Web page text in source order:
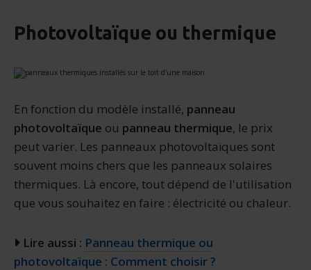
Photovoltaïque ou thermique
En fonction du modèle installé, panneau
photovoltaïque ou panneau thermique, le prix
peut varier. Les panneaux photovoltaïques sont
souvent moins chers que les panneaux solaires
thermiques. Là encore, tout dépend de l'utilisation
que vous souhaitez en faire : électricité ou chaleur.
Lire aussi : Panneau thermique ou
photovoltaïque : Comment choisir ?